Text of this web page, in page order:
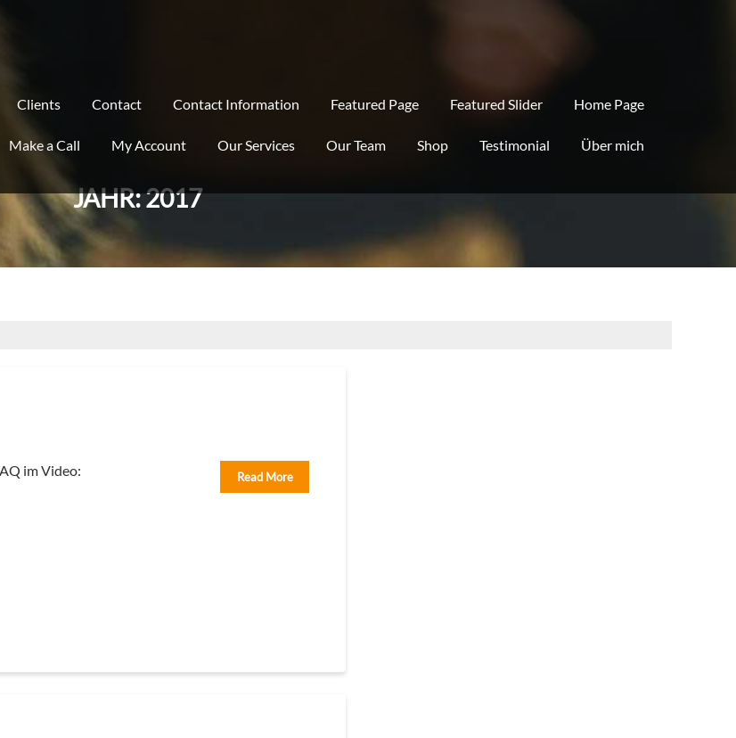
Clients Contact Contact Information Featured Page Featured Slider Home Page
Make a Call My Account Our Services Our Team Shop Testimonial Über mich
JAHR:2017
im Video: Read More